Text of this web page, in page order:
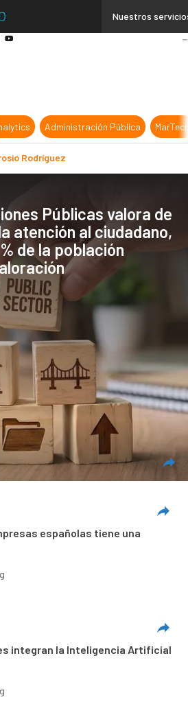
Nuestros
Administración Pública
Rodríguez
Públicas valora de
atención al ciudadano,
de la población
españolas tiene una
integran la Inteligencia Artificial